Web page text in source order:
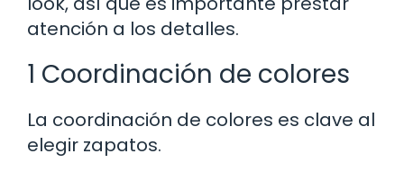
atención a los detalles.
1 Coordinación de colores
La coordinación de colores es clave al
elegir zapatos.